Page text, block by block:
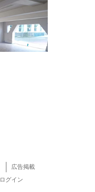
広告掲載
ログイン